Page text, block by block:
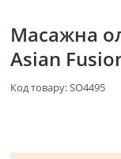
Масажна
Asian
Код товару:SO4495